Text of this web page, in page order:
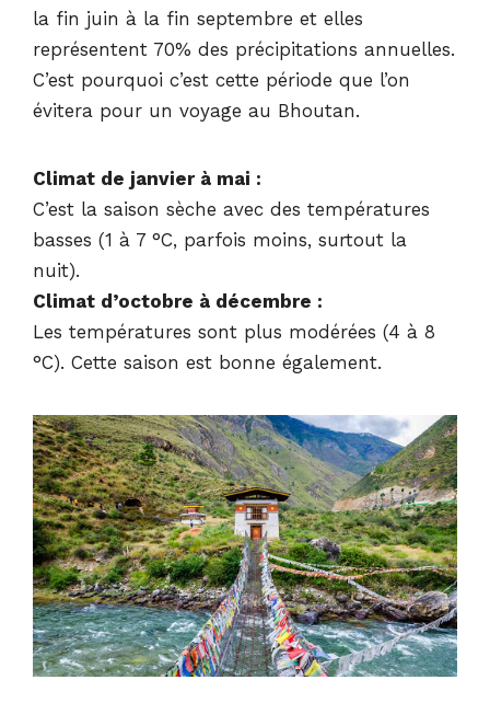
la fin juin à la fin septembre et elles
représentent 70% des précipitations annuelles.
C’est pourquoi c’est cette période que l’on
évitera pour un voyage au Bhoutan.
Climat de janvier à mai :
C’est la saison sèche avec des températures
basses (1 à 7 °C, parfois moins, surtout la
nuit).
Climat d’octobre à décembre :
Les températures sont plus modérées (4 à 8
°C). Cette saison est bonne également.